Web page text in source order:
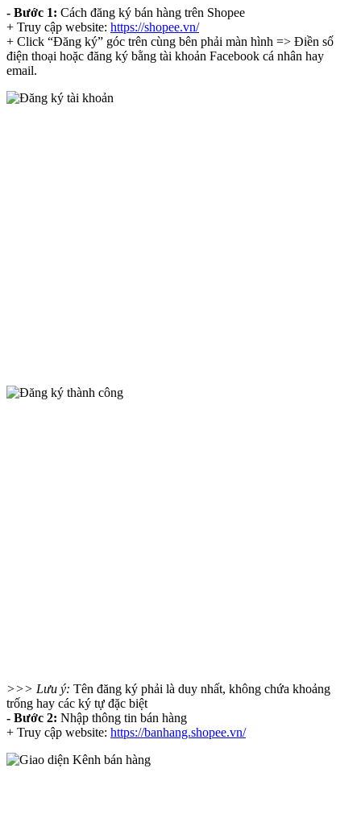
- Bước 1: Cách đăng ký bán hàng trên Shopee
+ Truy cập website: https://shopee.vn/
+ Click “Đăng ký” góc trên cùng bên phải màn hình => Điền số
điện thoại hoặc đăng ký bằng tài khoản Facebook cá nhân hay
email.
>>> Lưu ý: Tên đăng ký phải là duy nhất, không chứa khoảng
trống hay các ký tự đặc biệt
- Bước 2: Nhập thông tin bán hàng
+ Truy cập website: https://banhang.shopee.vn/